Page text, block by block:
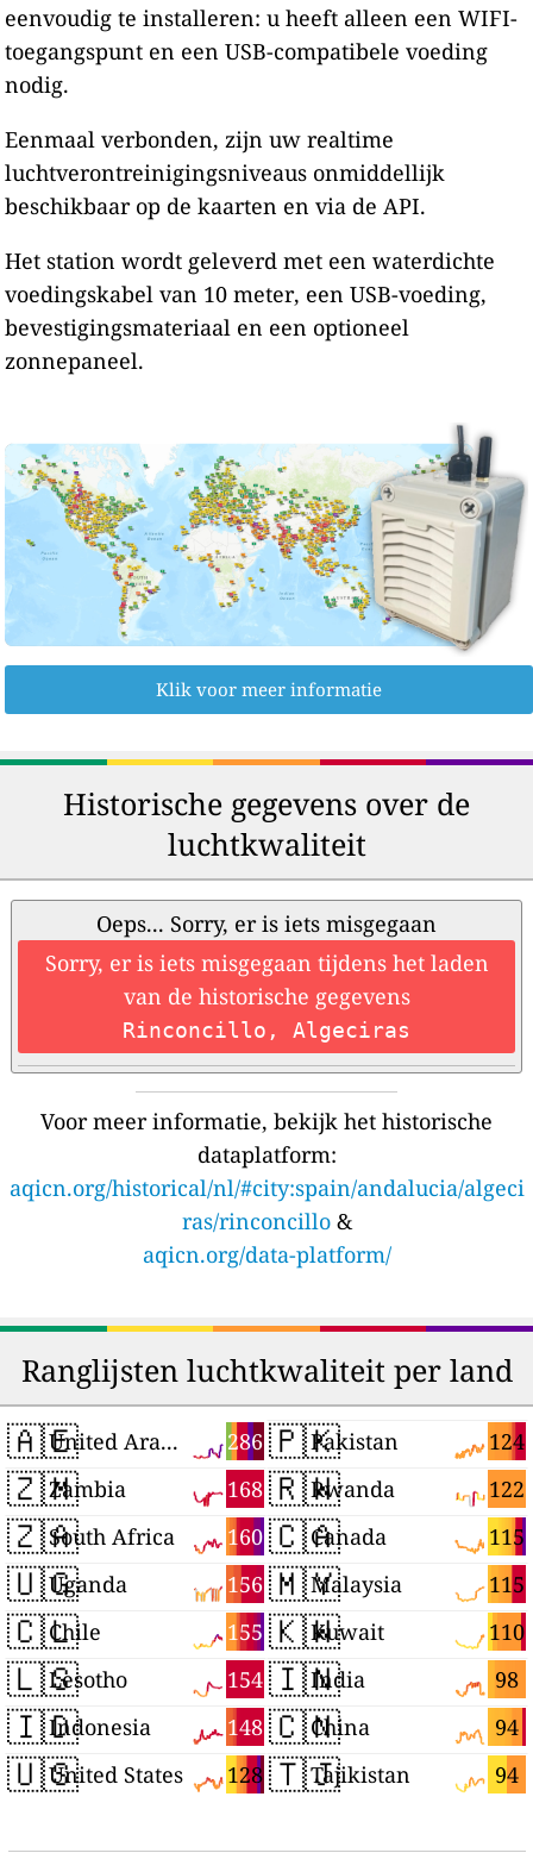
eenvoudig te installeren: u heeft alleen een WIFI-
toegangspunt en een USB-compatibele voeding
nodig.
Eenmaal verbonden, zijn uw realtime
luchtverontreinigingsniveaus onmiddellijk
beschikbaar op de kaarten en via de API.
Het station wordt geleverd met een waterdichte
voedingskabel van 10 meter, een USB-voeding,
bevestigingsmateriaal en een optioneel
zonnepaneel.
Klik voor meer informatie
Historische gegevens over de
luchtkwaliteit
Oeps... Sorry, er is iets misgegaan
Sorry, er is iets misgegaan tijdens het laden
van de historische gegevens
Rinconcillo, Algeciras
Voor meer informatie, bekijk het historische
dataplatform:
aqicn.org/historical/nl/#city:spain/andalucia/algeci
ras/rinconcillo&
aqicn.org/data-platform/
Ranglijsten luchtkwaliteit per land
🇦🇪 286
United Arab Emirates
🇿🇲 168
Zambia
🇿🇦 160
South Africa
🇺🇬 156
Uganda
🇨🇱 155
Chile
🇱🇸 154
Lesotho
🇮🇩 148
Indonesia
🇺🇸 128
United States
🇵🇰 124
Pakistan
🇷🇼 122
Rwanda
🇨🇦 115
Canada
🇲🇾 115
Malaysia
🇰🇼 110
Kuwait
🇮🇳 98
India
🇨🇳 94
China
🇹🇯 94
Tajikistan